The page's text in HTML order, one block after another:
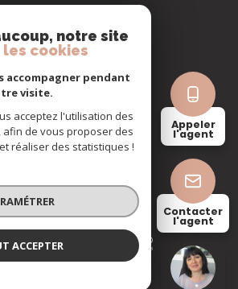
PATRICIA KETANEDJIAN
Appeler
l'agent
Contacter
l'agent
réservés
notre site
cookies
accompagner pendant
visite.
acceptez l'utilisation des
afin de vous proposer des
réaliser des statistiques !
ACCEPTER